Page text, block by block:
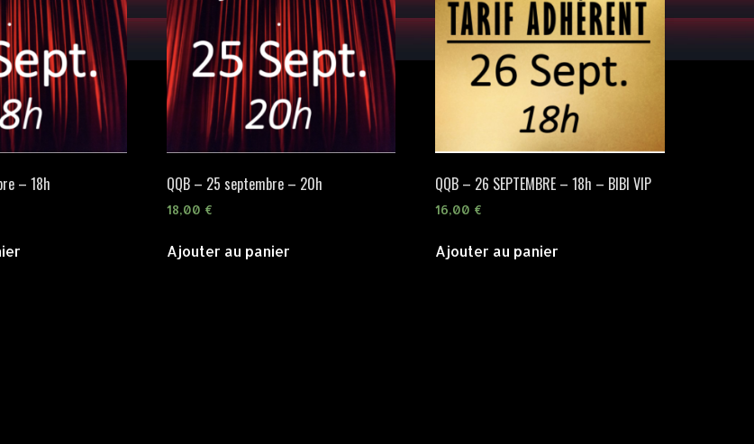
– 18h QQB – 25 septembre – 20h
18,00 €
Ajouter au panier
QQB – 26 SEPTEMBRE – 18h – BIBI VIP
16,00 €
Ajouter au panier